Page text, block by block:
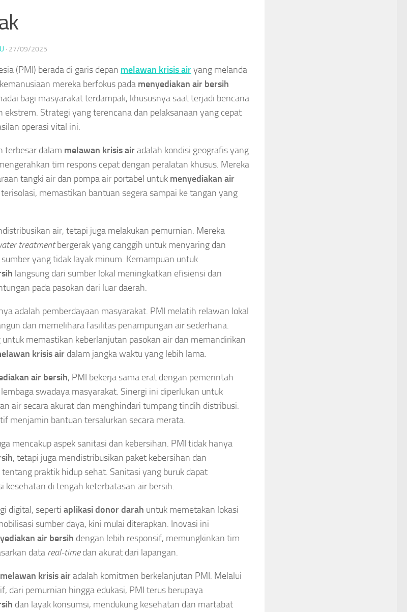
· 27/09/2025
(PMI) berada di garis depan melawan krisis airyang melanda
mereka berfokus pada menyediakan air bersih
bagi masyarakat terdampak, khususnya saat terjadi bencana
ekstrem. Strategi yang terencana dan pelaksanaan yang cepat
operasi vital ini.
terbesar dalam melawan krisis airadalah kondisi geografis yang
tim respons cepat dengan peralatan khusus. Mereka
tangki air dan pompa air portabel untuk menyediakan air
memastikan bantuan segera sampai ke tangan yang
air, tetapi juga melakukan pemurnian. Mereka
treatmentbergerak yang canggih untuk menyaring dan
yang tidak layak minum. Kemampuan untuk
langsung dari sumber lokal meningkatkan efisiensi dan
pada pasokan dari luar daerah.
adalah pemberdayaan masyarakat. PMI melatih relawan lokal
dan memelihara fasilitas penampungan air sederhana.
memastikan keberlanjutan pasokan air dan memandirikan
krisis air dalam jangka waktu yang lebih lama.
air bersih, PMI bekerja sama erat dengan pemerintah
swadaya masyarakat. Sinergi ini diperlukan untuk
air secara akurat dan menghindari tumpang tindih distribusi.
menjamin bantuan tersalurkan secara merata.
mencakup aspek sanitasi dan kebersihan. PMI tidak hanya
, tetapi juga mendistribusikan paket kebersihan dan
praktik hidup sehat. Sanitasi yang buruk dapat
kesehatan di tengah keterbatasan air bersih.
digital, seperti aplikasi donor darah untuk memetakan lokasi
sumber daya, kini mulai diterapkan. Inovasi ini
air bersih dengan lebih responsif, memungkinkan tim
data real-timedan akurat dari lapangan.
melawan krisis airadalah komitmen berkelanjutan PMI. Melalui
dari pemurnian hingga edukasi, PMI terus berupaya
dan layak konsumsi, mendukung kesehatan dan martabat